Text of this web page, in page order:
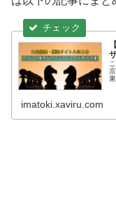
imatoki.xaviru.com